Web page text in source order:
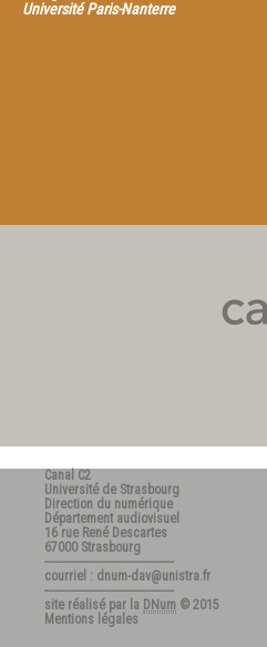
Université Paris-Nanterre
Canal C2
Université de Strasbourg
Direction du numérique
Département audiovisuel
16 rue René Descartes
67000 Strasbourg
---------------------------------------
courriel : dnum-dav@unistra.fr
---------------------------------------
site réalisé par la DNum © 2015
Mentions légales